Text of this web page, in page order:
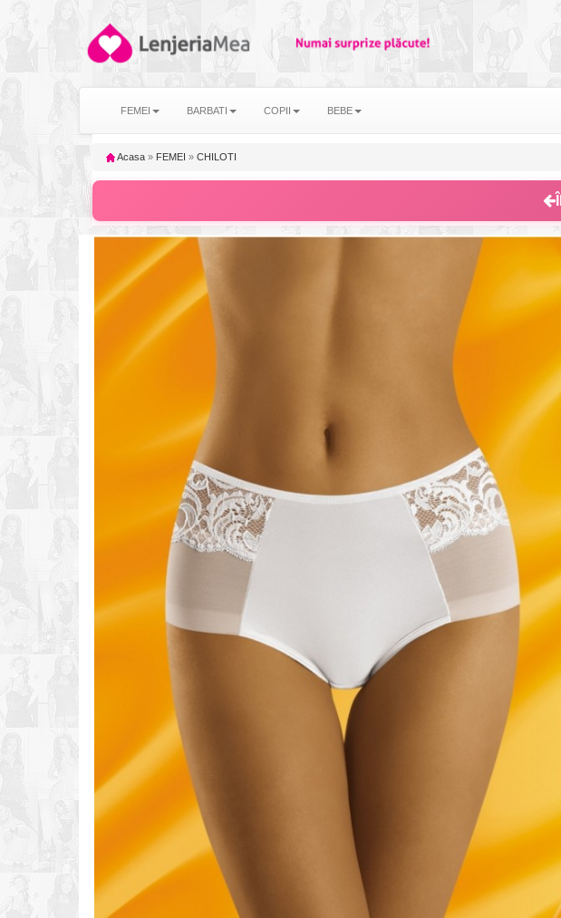
FEMEI BARBATI COPII BEBE
Acasa » FEMEI » CHILOTI